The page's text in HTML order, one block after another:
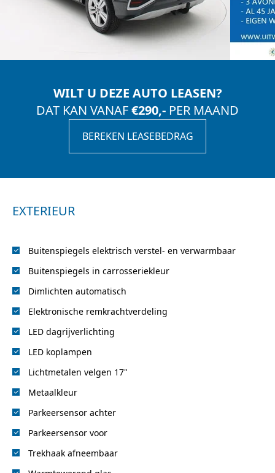
WILT U DEZE AUTO LEASEN?
DAT KAN VANAF€290,- PER MAAND
BEREKEN LEASEBEDRAG
EXTERIEUR
Buitenspiegels elektrisch verstel- en verwarmbaar
Buitenspiegels in carrosseriekleur
Dimlichten automatisch
Elektronische remkrachtverdeling
LED dagrijverlichting
LED koplampen
Lichtmetalen velgen 17"
Metaalkleur
Parkeersensor achter
Parkeersensor voor
Trekhaak afneembaar